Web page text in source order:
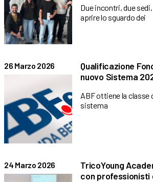
Due incontri, due
aprire lo sguardo dei
26 Marzo 2026
Qualificazione
nuovo Sistema
ABF ottiene la classe
sistema
24 Marzo 2026
TricoYoung
con professionisti